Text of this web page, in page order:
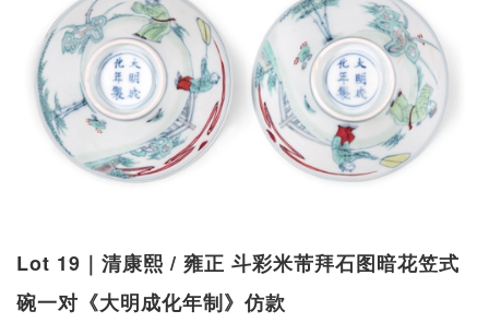
Lot 19｜清康熙 / 雍正 斗彩米芾拜石图暗花笠式
碗一对《大明成化年制》仿款